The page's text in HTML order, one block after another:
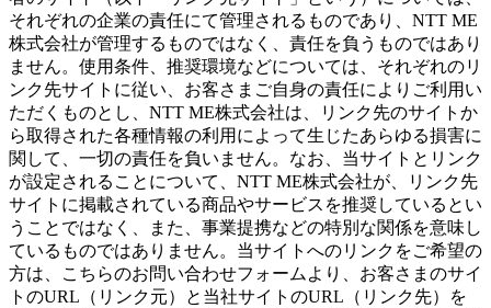
それぞれの企業の責任にて管理されるものであり、NTT ME
株式会社が管理するものではなく、責任を負うものではあり
ません。使用条件、推奨環境などについては、それぞれのリ
ンク先サイトに従い、お客さまご自身の責任によりご利用い
ただくものとし、NTT ME株式会社は、リンク先のサイトか
ら取得された各種情報の利用によって生じたあらゆる損害に
関して、一切の責任を負いません。なお、当サイトとリンク
が設定されることについて、NTT ME株式会社が、リンク先
サイトに掲載されている商品やサービスを推奨しているとい
うことではなく、また、事業提携などの特別な関係を意味し
ているものではありません。当サイトへのリンクをご希望の
方は、こちらのお問い合わせフォームより、お客さまのサイ
トのURL（リンク元）と当社サイトのURL（リンク先）を